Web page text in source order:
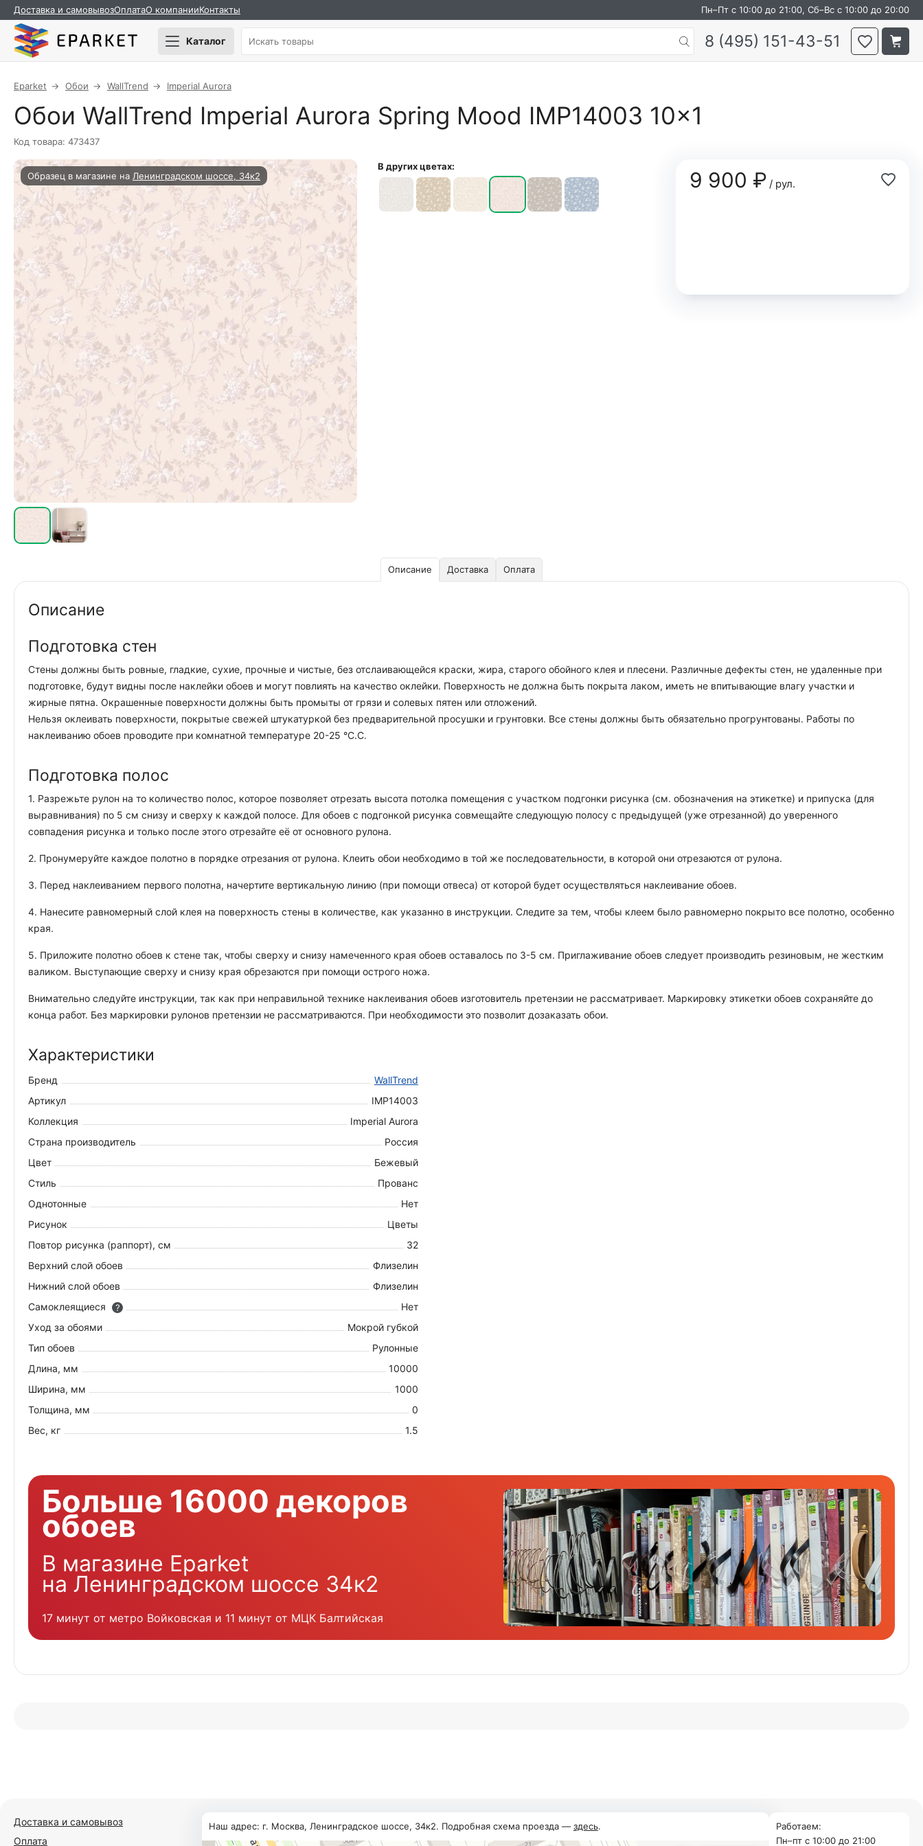
Доставка и самовывозОплатаО компанииКонтакты Пн–Пт с 10:00 до 21:00, Сб–Вс с 10:00 до 20:00
Каталог 8 (495) 151-43-51
Eparket Обои WallTrend Imperial Aurora
Обои WallTrend Imperial Aurora Spring Mood IMP14003 10×1
Код товара: 473437
Образец в магазине на Ленинградском шоссе, 34к2 9 900 ₽/ рул.
В других цветах:
Описание Доставка Оплата
Описание
Подготовка стен
Стены должны быть ровные, гладкие, сухие, прочные и чистые, без отслаивающейся краски, жира, старого обойного клея и плесени. Различные дефекты стен, не удаленные при
подготовке, будут видны после наклейки обоев и могут повлиять на качество оклейки. Поверхность не должна быть покрыта лаком, иметь не впитывающие влагу участки и
жирные пятна. Окрашенные поверхности должны быть промыты от грязи и солевых пятен или отложений.
Нельзя оклеивать поверхности, покрытые свежей штукатуркой без предварительной просушки и грунтовки. Все стены должны быть обязательно прогрунтованы. Работы по
наклеиванию обоев проводите при комнатной температуре 20-25 °C.C.
Подготовка полос
1. Разрежьте рулон на то количество полос, которое позволяет отрезать высота потолка помещения с участком подгонки рисунка (см. обозначения на этикетке) и припуска (для
выравнивания) по 5 см снизу и сверху к каждой полосе. Для обоев с подгонкой рисунка совмещайте следующую полосу с предыдущей (уже отрезанной) до уверенного
совпадения рисунка и только после этого отрезайте её от основного рулона.
2. Пронумеруйте каждое полотно в порядке отрезания от рулона. Клеить обои необходимо в той же последовательности, в которой они отрезаются от рулона.
3. Перед наклеиванием первого полотна, начертите вертикальную линию (при помощи отвеса) от которой будет осуществляться наклеивание обоев.
4. Нанесите равномерный слой клея на поверхность стены в количестве, как указанно в инструкции. Следите за тем, чтобы клеем было равномерно покрыто все полотно, особенно
края.
5. Приложите полотно обоев к стене так, чтобы сверху и снизу намеченного края обоев оставалось по 3-5 см. Приглаживание обоев следует производить резиновым, не жестким
валиком. Выступающие сверху и снизу края обрезаются при помощи острого ножа.
Внимательно следуйте инструкции, так как при неправильной технике наклеивания обоев изготовитель претензии не рассматривает. Маркировку этикетки обоев сохраняйте до
конца работ. Без маркировки рулонов претензии не рассматриваются. При необходимости это позволит дозаказать обои.
Характеристики
Бренд
WallTrend
Артикул
IMP14003
Коллекция
Imperial Aurora
Страна производитель
Россия
Цвет
Бежевый
Стиль
Прованс
Однотонные
Нет
Рисунок
Цветы
Повтор рисунка (раппорт), см
32
Верхний слой обоев
Флизелин
Нижний слой обоев
Флизелин
Самоклеящиеся
?
Нет
Уход за обоями
Мокрой губкой
Тип обоев
Рулонные
Длина, мм
10000
Ширина, мм
1000
Толщина, мм
0
Вес, кг
1.5
Больше 16000 декоров
обоев
В магазине Eparket
на Ленинградском шоссе 34к2
17 минут от метро Войковская и 11 минут от МЦК Балтийская
Доставка и самовывоз
Оплата
Наш адрес: г. Москва, Ленинградское шоссе, 34к2. Подробная схема проезда — здесь.
Работаем:
Пн–пт с 10:00 до 21:00